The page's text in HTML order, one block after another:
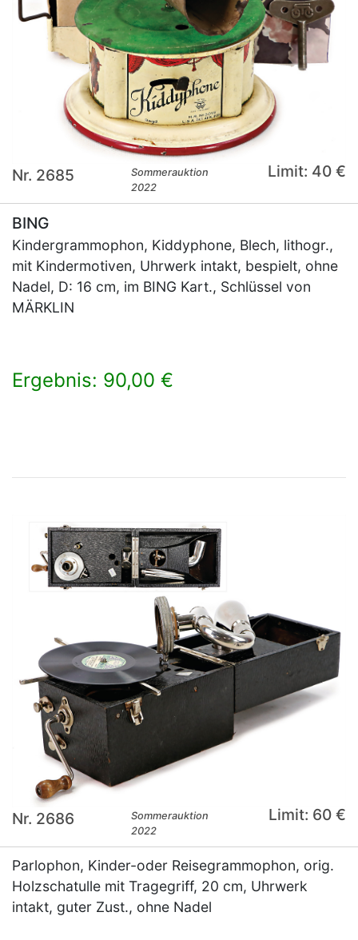
Nr. 2685
Sommerauktion
2022
Limit: 40 €
BING
Kindergrammophon, Kiddyphone, Blech, lithogr.,
mit Kindermotiven, Uhrwerk intakt, bespielt, ohne
Nadel, D: 16 cm, im BING Kart., Schlüssel von
MÄRKLIN
Ergebnis: 90,00 €
Nr. 2686
Sommerauktion
2022
Limit: 60 €
Parlophon, Kinder-oder Reisegrammophon, orig.
Holzschatulle mit Tragegriff, 20 cm, Uhrwerk
intakt, guter Zust., ohne Nadel